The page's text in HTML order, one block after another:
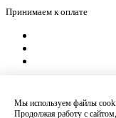
Принимаем к оплате
своих персональных
Мы используем файлы
Продолжая работу с